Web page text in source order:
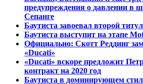
предупреждения о давлении в
Сепанге
Баутиста завоевал второй
Баутиста выступит на этапе
Официально: Скотт Реддинг
«Ducati»
«Ducati» вскоре предложит
контракт на 2020 год
Баутиста в доминирующем